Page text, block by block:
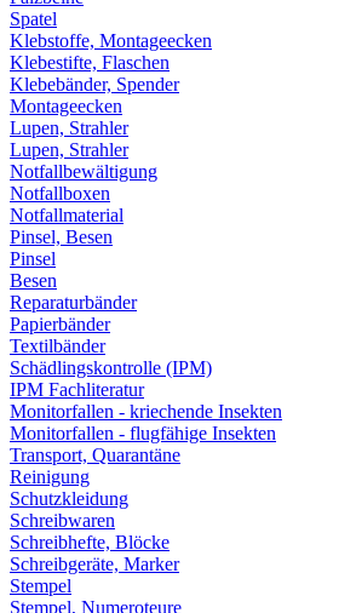
Spatel
Klebstoffe, Montageecken
Klebestifte, Flaschen
Klebebänder, Spender
Montageecken
Lupen, Strahler
Lupen, Strahler
Notfallbewältigung
Notfallboxen
Notfallmaterial
Pinsel, Besen
Pinsel
Besen
Reparaturbänder
Papierbänder
Textilbänder
Schädlingskontrolle (IPM)
IPM Fachliteratur
Monitorfallen - kriechende Insekten
Monitorfallen - flugfähige Insekten
Transport, Quarantäne
Reinigung
Schutzkleidung
Schreibwaren
Schreibhefte, Blöcke
Schreibgeräte, Marker
Stempel
Stempel, Numeroteure